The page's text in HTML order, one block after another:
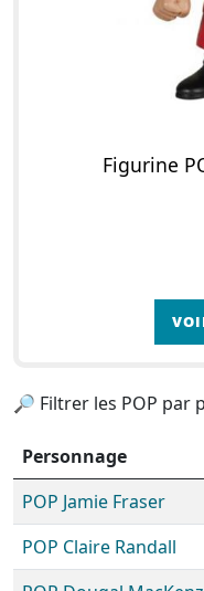
Figurine
🔎 Filtrer les POP par
Personnage
POP Jamie Fraser
POP Claire Randall